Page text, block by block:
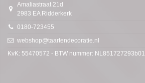
Amaliastraat 21d
2983 EA Ridderkerk
0180-723455
webshop@taartendecoratie.nl
KvK: 55470572 - BTW nummer: NL851727293b01